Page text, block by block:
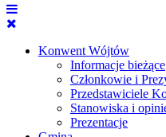
Konwent Wójtów
Informacje bieżące
Członkowie i
Przedstawiciele
Stanowiska i
Prezentacje